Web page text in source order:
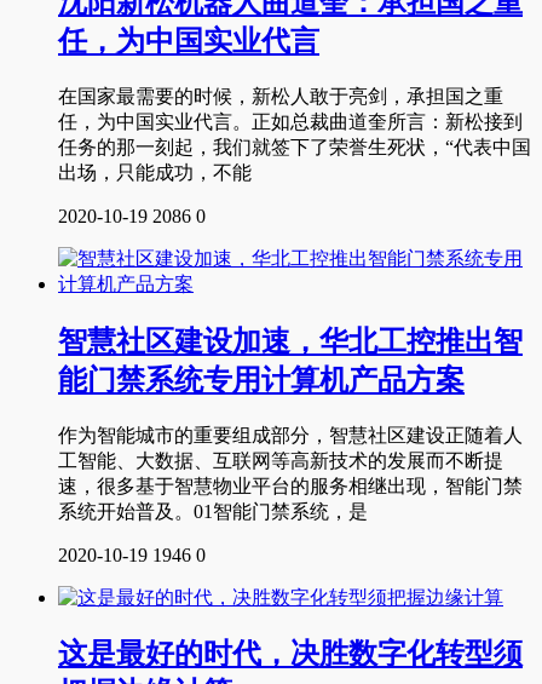
任，为中国实业代言
在国家最需要的时候，新松人敢于亮剑，承担国之重
任，为中国实业代言。正如总裁曲道奎所言：新松接到
任务的那一刻起，我们就签下了荣誉生死状，“代表中国
出场，只能成功，不能
2020-10-19 2086 0
智慧社区建设加速，华北工控推出智
能门禁系统专用计算机产品方案
作为智能城市的重要组成部分，智慧社区建设正随着人
工智能、大数据、互联网等高新技术的发展而不断提
速，很多基于智慧物业平台的服务相继出现，智能门禁
系统开始普及。01智能门禁系统，是
2020-10-19 1946 0
这是最好的时代，决胜数字化转型须